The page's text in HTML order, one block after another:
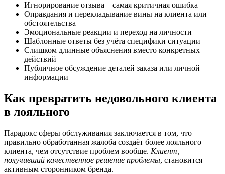
Игнорирование отзыва – самая критичная ошибка
Оправдания и перекладывание вины на клиента или
обстоятельства
Эмоциональные реакции и переход на личности
Шаблонные ответы без учёта специфики ситуации
Слишком длинные объяснения вместо конкретных
действий
Публичное обсуждение деталей заказа или личной
информации
Как превратить недовольного клиента
в лояльного
Парадокс сферы обслуживания заключается в том, что
правильно обработанная жалоба создаёт более лояльного
клиента, чем отсутствие проблем вообще. Клиент,
получивший качественное решение проблемы, становится
активным сторонником бренда.